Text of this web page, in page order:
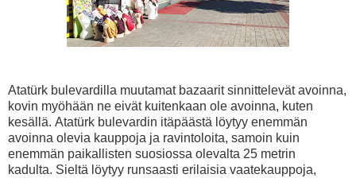
Atatürk bulevardilla muutamat bazaarit sinnittelevät avoinna,
kovin myöhään ne eivät kuitenkaan ole avoinna, kuten
kesällä. Atatürk bulevardin itäpäästä löytyy enemmän
avoinna olevia kauppoja ja ravintoloita, samoin kuin
enemmän paikallisten suosiossa olevalta 25 metrin
kadulta. Sieltä löytyy runsaasti erilaisia vaatekauppoja,